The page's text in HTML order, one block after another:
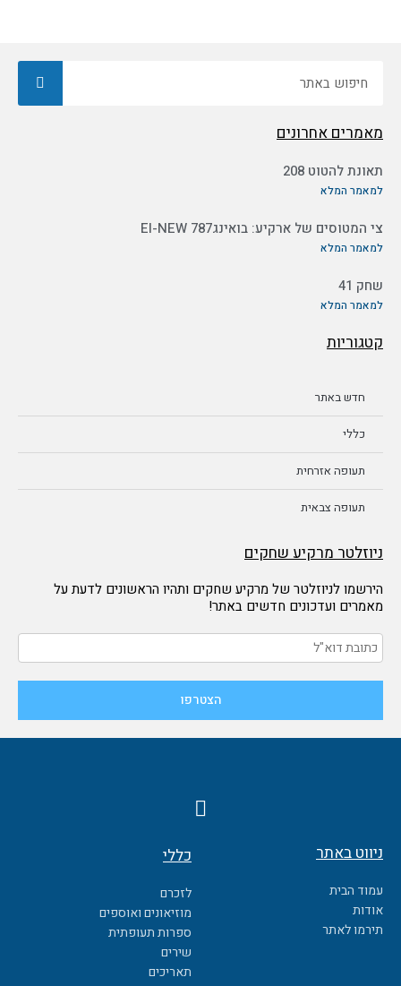
מאמרים אחרונים
תאונת להטוט 208
למאמר המלא
צי המטוסים של ארקיע: בואינג787 EI-NEW
למאמר המלא
שחק 41
למאמר המלא
קטגוריות
חדש באתר
כללי
תעופה אזרחית
תעופה צבאית
ניוזלטר מרקיע שחקים
הירשמו לניוזלטר של מרקיע שחקים ותהיו הראשונים לדעת על
מאמרים ועדכונים חדשים באתר!
F
a
e
b
o
o
k
ניווט באתר
עמוד הבית
אודות
תירמו לאתר
כללי
לזכרם
מוזיאונים ואוספים
ספרות תעופתית
שירים
תאריכים